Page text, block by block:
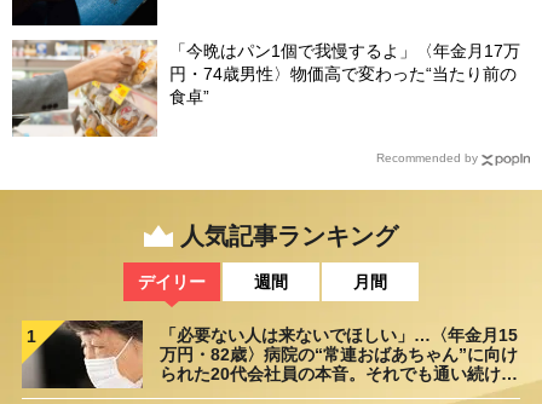
「今晩はパン1個で我慢するよ」〈年金月17万
円・74歳男性〉物価高で変わった“当たり前の
食卓”
Recommended by
人気記事ランキング
デイリー 週間 月間
1
「必要ない人は来ないでほしい」…〈年金月15
万円・82歳〉病院の“常連おばあちゃん”に向け
られた20代会社員の本音。それでも通い続ける